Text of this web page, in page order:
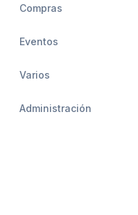
Compras
Eventos
Varios
Administración